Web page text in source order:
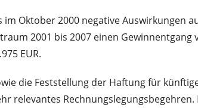
Oktober 2000 negative Auswirkungen
2001 bis 2007 einen
EUR.
die Feststellung der Haftung für
Rechnungslegungsbegehren.